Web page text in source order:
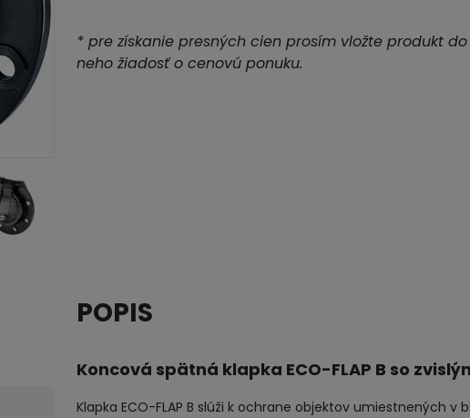
* pre získanie presných cien prosím vložte produkt
neho žiadosť o cenovú ponuku.
POPIS
Koncová spätná klapka ECO-FLAP B so
Klapka ECO-FLAP B slúži k ochrane objektov umiestnených v